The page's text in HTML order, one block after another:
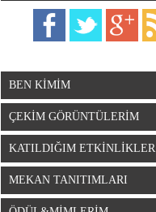
BEN KİMİM
ÇEKİM GÖRÜNTÜLERİM
KATILDIĞIM ETKİNLİKLER
MEKAN TANITIMLARI